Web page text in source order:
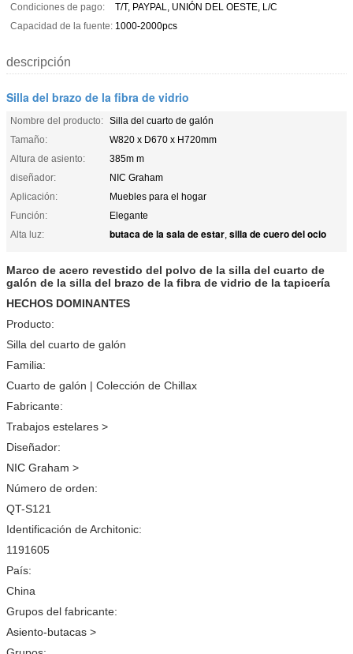
Condiciones de pago:
T/T, PAYPAL, UNIÓN DEL OESTE, L/C
Capacidad de la fuente: 1000-2000pcs
descripción
Silla del brazo de la fibra de vidrio
Nombre del producto: Silla del cuarto de galón
Tamaño:
W820 x D670 x H720mm
Altura de asiento:
385m m
diseñador:
NIC Graham
Aplicación:
Muebles para el hogar
Función:
Elegante
Alta luz:
butaca de la sala de estar, silla de cuero del ocio
Marco de acero revestido del polvo de la silla del cuarto de
galón de la silla del brazo de la fibra de vidrio de la tapicería
HECHOS DOMINANTES
Producto:
Silla del cuarto de galón
Familia:
Cuarto de galón | Colección de Chillax
Fabricante:
Trabajos estelares >
Diseñador:
NIC Graham >
Número de orden:
QT-S121
Identificación de Architonic:
1191605
País:
China
Grupos del fabricante:
Asiento-butacas >